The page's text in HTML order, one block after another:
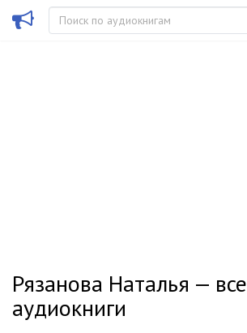
Рязанова Наталья — все
аудиокниги